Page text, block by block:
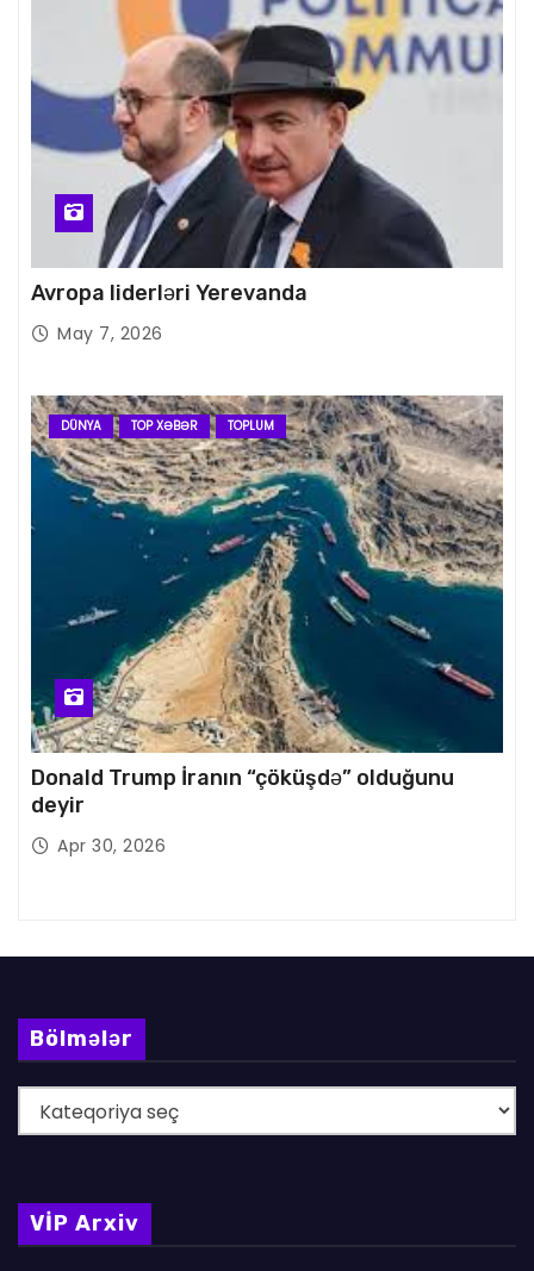
Avropa liderləri Yerevanda
May 7, 2026
DÜNYA TOP XƏBƏR TOPLUM
Donald Trump İranın “çöküşdə” olduğunu
deyir
Apr 30, 2026
Bölmələr
ö
m
VİP Arxiv